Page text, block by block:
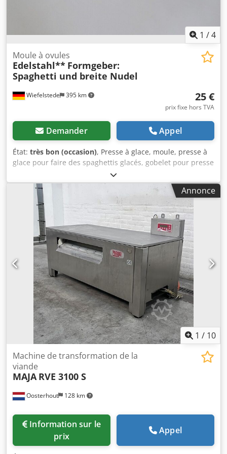
1 /4
Wiefelstede 395 km
Moule à ovules
Edelstahl** Formgeber:
Spaghetti und breite Nudel
25 €
prix fixe hors TVA
Demander Appel
État: très bon (occasion), Presse à glace, moule, presse à
glace pour faire des spaghettis glacés, gobelet pour presse
à glace Csdpoc H S D Isfx Aarorf -fabriqué en tube d’acier
inoxydable : Ø 79 mm -moule : 43 moules à spaghettis
disponibles -trous : Ø 3 mm -moule : nouilles larges,
tagliatelles, lasagnes, 24 moules disponibles -fente :
4 x 49 mm -prix : par pièce -dimensions extérieures :
160/79/H78 mm -poids : 0,45 kg
Annonce
1 / 10
Oosterhout 128 km
Machine de transformation de la
viande
MAJA RVE 3100 S
prix
Appel